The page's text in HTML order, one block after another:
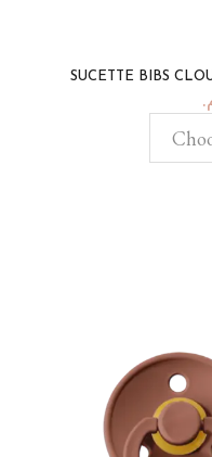
SUCETTE BIBS